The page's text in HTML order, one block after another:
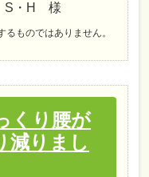
S・H 様
ものではありません。
くり腰が
減りまし